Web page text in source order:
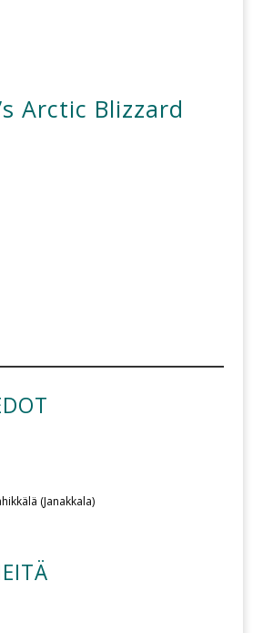
Arctic Blizzard
(Janakkala)